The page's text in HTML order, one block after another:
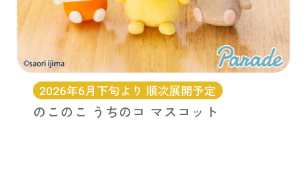
2026年6月下旬より 順次展開予定
のこのこ うちのコ マスコット